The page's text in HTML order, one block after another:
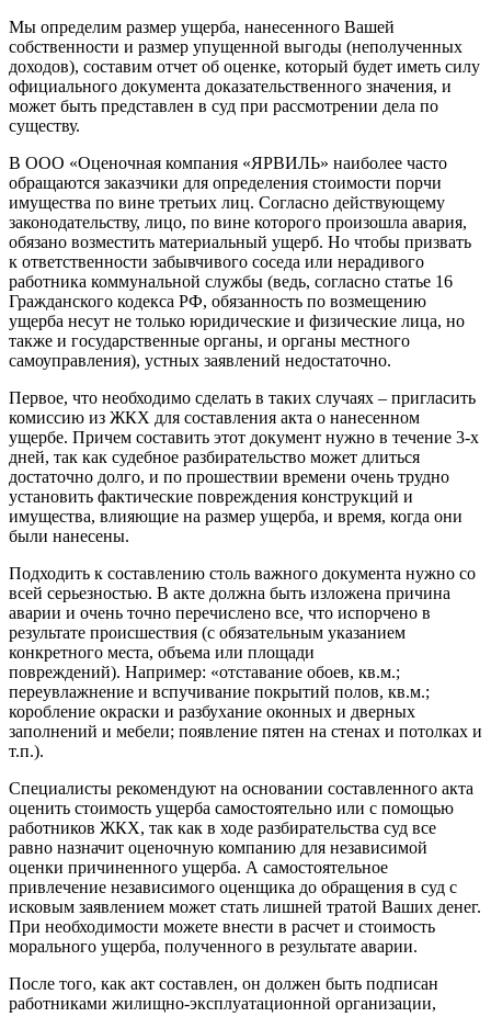
Мы определим размер ущерба, нанесенного Вашей
собственности и размер упущенной выгоды (неполученных
доходов), составим отчет об оценке, который будет иметь силу
официального документа доказательственного значения, и
может быть представлен в суд при рассмотрении дела по
существу.
В ООО «Оценочная компания «ЯРВИЛЬ» наиболее часто
обращаются заказчики для определения стоимости порчи
имущества по вине третьих лиц. Согласно действующему
законодательству, лицо, по вине которого произошла авария,
обязано возместить материальный ущерб. Но чтобы призвать
к ответственности забывчивого соседа или нерадивого
работника коммунальной службы (ведь, согласно статье 16
Гражданского кодекса РФ, обязанность по возмещению
ущерба несут не только юридические и физические лица, но
также и государственные органы, и органы местного
самоуправления), устных заявлений недостаточно.
Первое, что необходимо сделать в таких случаях – пригласить
комиссию из ЖКХ для составления акта о нанесенном
ущербе. Причем составить этот документ нужно в течение 3-х
дней, так как судебное разбирательство может длиться
достаточно долго, и по прошествии времени очень трудно
установить фактические повреждения конструкций и
имущества, влияющие на размер ущерба, и время, когда они
были нанесены.
Подходить к составлению столь важного документа нужно со
всей серьезностью. В акте должна быть изложена причина
аварии и очень точно перечислено все, что испорчено в
результате происшествия (с обязательным указанием
конкретного места, объема или площади
повреждений). Например: «отставание обоев, кв.м.;
переувлажнение и вспучивание покрытий полов, кв.м.;
коробление окраски и разбухание оконных и дверных
заполнений и мебели; появление пятен на стенах и потолках и
т.п.).
Специалисты рекомендуют на основании составленного акта
оценить стоимость ущерба самостоятельно или с помощью
работников ЖКХ, так как в ходе разбирательства суд все
равно назначит оценочную компанию для независимой
оценки причиненного ущерба. А самостоятельное
привлечение независимого оценщика до обращения в суд с
исковым заявлением может стать лишней тратой Ваших денег.
При необходимости можете внести в расчет и стоимость
морального ущерба, полученного в результате аварии.
После того, как акт составлен, он должен быть подписан
работниками жилищно-эксплуатационной организации,